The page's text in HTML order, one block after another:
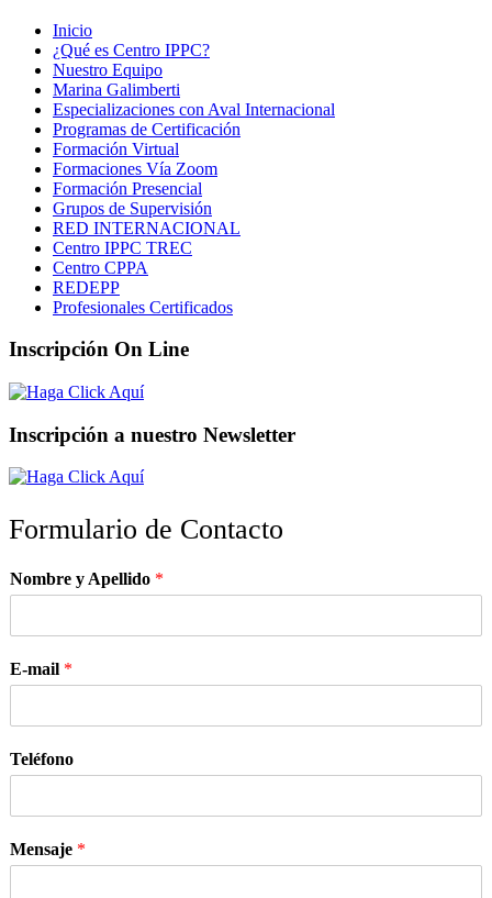
Inicio
¿Qué es Centro IPPC?
Nuestro Equipo
Marina Galimberti
Especializaciones con Aval Internacional
Programas de Certificación
Formación Virtual
Formaciones Vía Zoom
Formación Presencial
Grupos de Supervisión
RED INTERNACIONAL
Centro IPPC TREC
Centro CPPA
REDEPP
Profesionales Certificados
Inscripción On Line
Inscripción a nuestro Newsletter
Formulario de Contacto
Nombre y Apellido *
E-mail *
Teléfono
Mensaje *